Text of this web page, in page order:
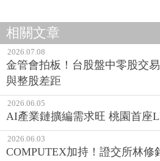
相關文章
2026.07.08
金管會拍板！台股盤中零股交
與整股差距
2026.06.05
AI產業鏈擴編需求旺 桃園首座
2026.06.03
COMPUTEX加持！證交所林修